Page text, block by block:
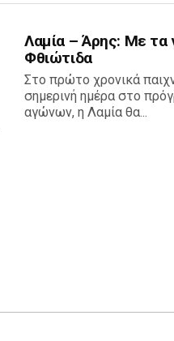
Λαμία – Άρης: Με τα
Φθιώτιδα
Στο πρώτο χρονικά
σημερινή ημέρα στο
αγώνων, η Λαμία θα...